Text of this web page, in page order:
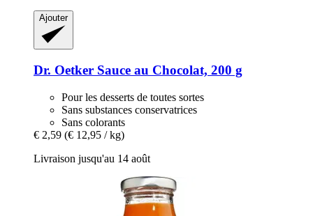
Ajouter
Dr. Oetker Sauce au Chocolat, 200 g
Pour les desserts de toutes sortes
Sans substances conservatrices
Sans colorants
€ 2,59 (€ 12,95 / kg)
Livraison jusqu'au 14 août